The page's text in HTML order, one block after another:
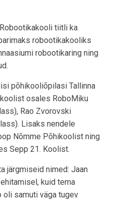
tiitli ka
robootikakooliks
robootikaring ning
põhikooliõpilasi Tallinna
osales RoboMiku
Rao Zvorovski
Lisaks nendele
Nõmme Põhikoolist ning
Sepp 21. Koolist.
järgmiseid nimed: Jaan
kuid tema
oli samuti väga tugev